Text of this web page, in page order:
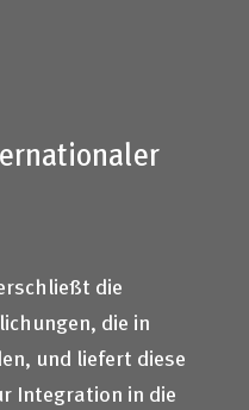
die
die in
und liefert diese
Integration in die